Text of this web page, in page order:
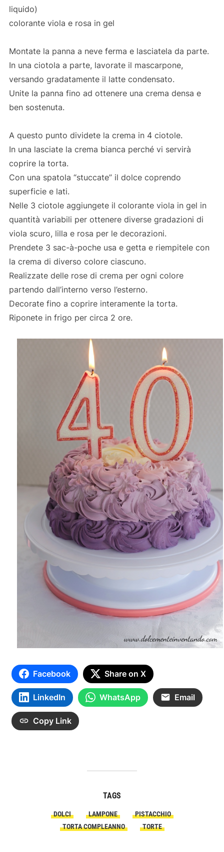
liquido)
colorante viola e rosa in gel
Montate la panna a neve ferma e lasciatela da parte.
In una ciotola a parte, lavorate il mascarpone,
versando gradatamente il latte condensato.
Unite la panna fino ad ottenere una crema densa e
ben sostenuta.
A questo punto dividete la crema in 4 ciotole.
In una lasciate la crema bianca perché vi servirà
coprire la torta.
Con una spatola “stuccate” il dolce coprendo
superficie e lati.
Nelle 3 ciotole aggiungete il colorante viola in gel in
quantità variabili per ottenere diverse gradazioni di
viola scuro, lilla e rosa per le decorazioni.
Prendete 3 sac-à-poche usa e getta e riempitele con
la crema di diverso colore ciascuno.
Realizzate delle rose di crema per ogni colore
partendo dall’interno verso l’esterno.
Decorate fino a coprire interamente la torta.
Riponete in frigo per circa 2 ore.
Facebook Share on X
LinkedIn WhatsApp Email
Copy Link
TAGS
DOLCI LAMPONE
PISTACCHIO
TORTA COMPLEANNO
TORTE